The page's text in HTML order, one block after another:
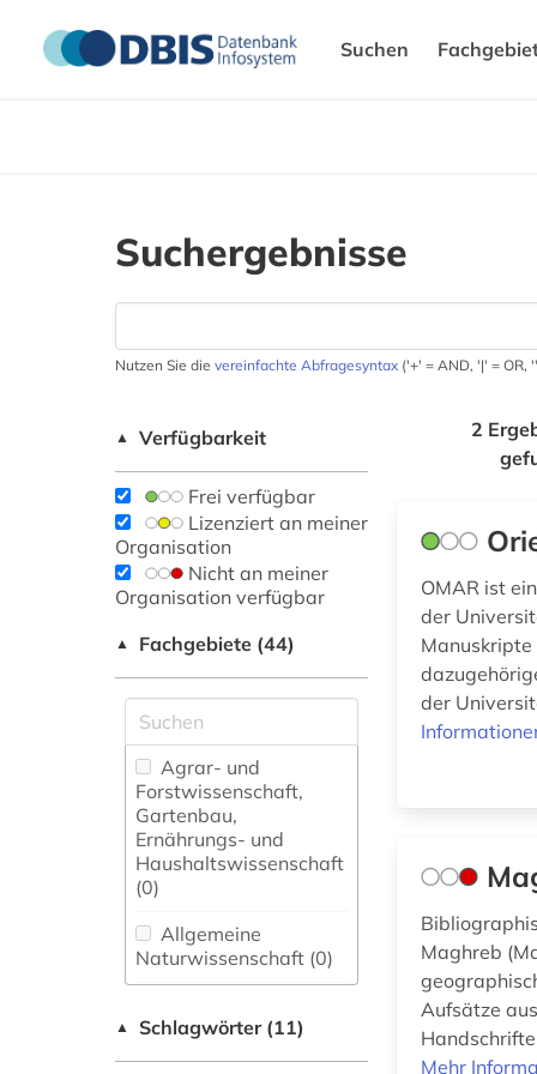
Suchen
Suchergebnisse
Nutzen Sie die vereinfachte Abfragesyntax ('+' = AND, '|' = OR,
▲ Verfügbarkeit
Frei verfügbar
Lizenziert an meiner
Organisation
Nicht an meiner
Organisation verfügbar
▲ Fachgebiete (44)
Agrar- und
Forstwissenschaft,
Gartenbau,
Ernährungs- und
Haushaltswissenschaft
(0)
Allgemeine
Naturwissenschaft (0)
fachübergreifende
▲ Schlagwörter (11)
2
OMAR ist
der
der
Maghreb
Aufsätze
Mehr